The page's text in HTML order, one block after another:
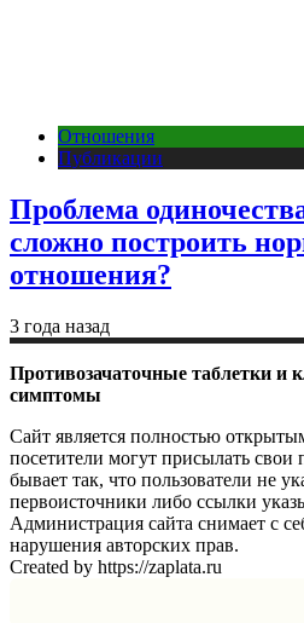
Отношения
Публикации
Проблема
сложно построить
отношения?
3 года назад
Противозачаточные таблетки и
симптомы
Сайт является полностью
посетители могут присылать
бывает так, что пользователи не
первоисточники либо ссылки
Администрация сайта снимает с
нарушения авторских прав.
Created by https://zaplata.ru